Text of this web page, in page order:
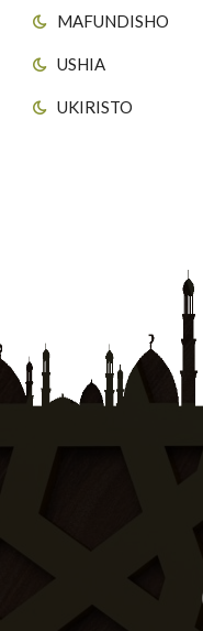
MAFUNDISHO
USHIA
UKIRISTO